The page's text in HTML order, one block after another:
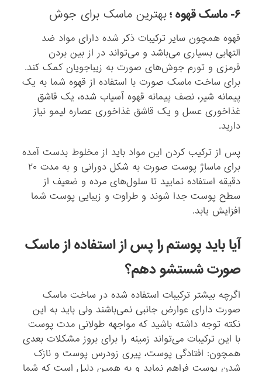
۶- ماسک قهوه ؛ بهترین ماسک برای جوش
قهوه همچون سایر ترکیبات ذکر شده دارای مواد ضد
التهابی بسیاری می‌باشد و می‌تواند در از بین بردن
قرمزی و تورم جوش‌های صورت به زیباجویان کمک کند.
برای ساخت ماسک صورت با استفاده از قهوه شما به یک
پیمانه شیر، نصف پیمانه قهوه آسیاب شده، یک قاشق
غذاخوری عسل و یک قاشق غذاخوری عصاره لیمو نیاز
دارید.
پس از ترکیب کردن این مواد باید از مخلوط بدست آمده
برای ماساژ پوست صورت به شکل دورانی و به مدت ۲۰
دقیقه استفاده نمایید تا سلول‌های مرده و ضعیف از
سطح پوست جدا شوند و طراوت و زیبایی پوست شما
افزایش یابد.
آیا باید پوستم را پس از استفاده از ماسک
صورت شستشو دهم؟
اگرچه بیشتر ترکیبات استفاده شده در ساخت ماسک
صورت دارای عوارض جانبی نمی‌باشند ولی باید به این
نکته توجه داشته باشید که مواجهه طولانی مدت پوست
با این ترکیبات می‌تواند زمینه را برای بروز مشکلات بعدی
همچون: افتادگی پوست، پیری زودرس پوست و نازک
شدن پوست فراهم نماید و به همین دلیل است که شما